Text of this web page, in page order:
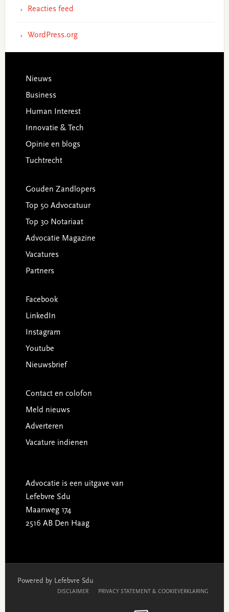
Reacties feed
WordPress.org
Footer
Nieuws
Business
Human Interest
Innovatie & Tech
Opinie en blogs
Tuchtrecht
Gouden Zandlopers
Top 50 Advocatuur
Top 30 Notariaat
Advocatie Magazine
Vacatures
Partners
Facebook
LinkedIn
Instagram
Youtube
Nieuwsbrief
Contact en colofon
Meld nieuws
Adverteren
Vacature indienen
Advocatie is een uitgave van
Lefebvre Sdu
Maanweg 174
2516 AB Den Haag
Powered by Lefebvre Sdu
DISCLAIMER PRIVACY STATEMENT & COOKIEVERKLARING